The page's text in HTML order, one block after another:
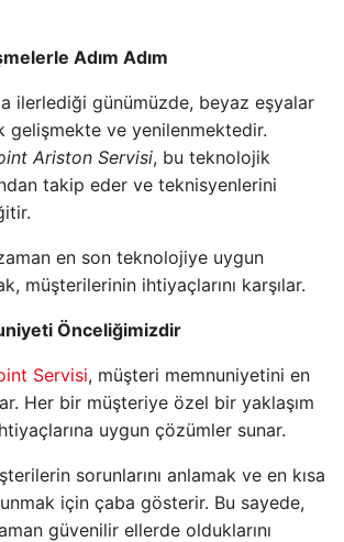
Adım Adım
ilerlediği günümüzde, beyaz eşyalar
gelişmekte ve yenilenmektedir.
Ariston Servisi, bu teknolojik
takip eder ve teknisyenlerini
en son teknolojiye uygun
müşterilerinin ihtiyaçlarını karşılar.
Önceliğimizdir
Servisi, müşteri memnuniyetini en
Her bir müşteriye özel bir yaklaşım
uygun çözümler sunar.
sorunlarını anlamak ve en kısa
için çaba gösterir. Bu sayede,
güvenilir ellerde olduklarını